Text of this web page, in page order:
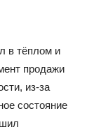
в тёплом и
продажи
из-за
состояние